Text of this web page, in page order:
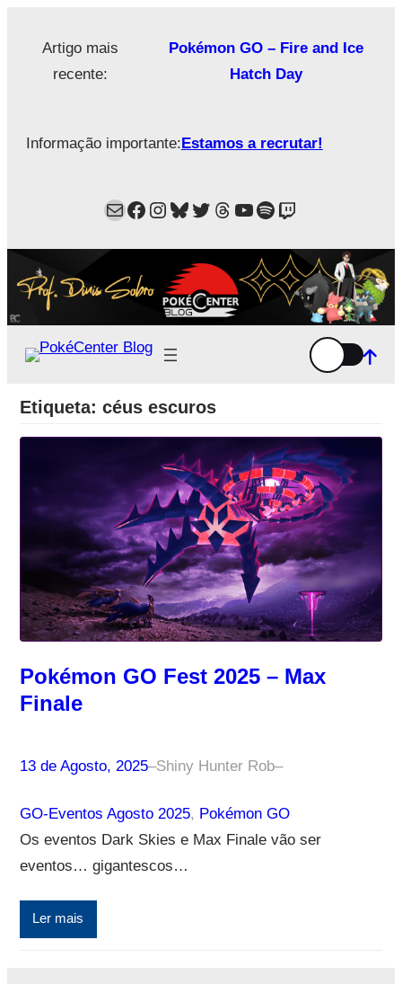
Artigo mais
recente:
Pokémon GO – Fire and Ice
Hatch Day
Informação importante:Estamos a recrutar!
MailFacebook
Instagram
Bluesky
Twitter
Estamos no Threads!
YouTube
Spotify
Twitch
Etiqueta: céus escuros
Pokémon GO Fest 2025 – Max
Finale
13 de Agosto, 2025–Shiny Hunter Rob–
GO-Eventos Agosto 2025, Pokémon GO
Os eventos Dark Skies e Max Finale vão ser
eventos… gigantescos…
Ler mais